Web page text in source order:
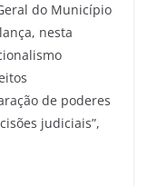
do Município
nesta
de poderes
judiciais”,